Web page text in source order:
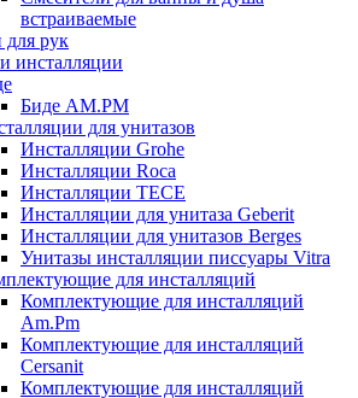
встраиваемые
рук
инсталляции
Биде AM.PM
для унитазов
Инсталляции Grohe
Инсталляции Roca
Инсталляции TECE
Инсталляции для унитаза Geberit
Инсталляции для унитазов Berges
Унитазы инсталляции писсуары Vitra
для инсталляций
Комплектующие для инсталляций
Am.Pm
Комплектующие для инсталляций
Cersanit
Комплектующие для инсталляций